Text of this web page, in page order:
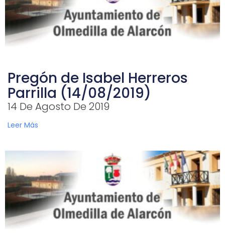
Pregón de Isabel Herreros
Parrilla (14/08/2019)
14 De Agosto De 2019
Leer Más